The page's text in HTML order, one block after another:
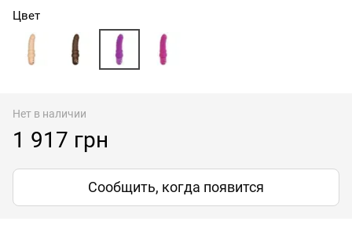
Цвет
Нет в наличии
1 917 грн
Сообщить, когда появится